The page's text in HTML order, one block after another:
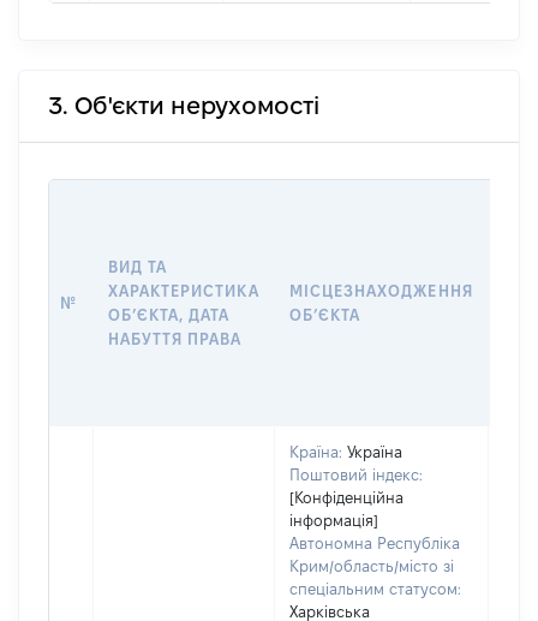
3. Об'єкти нерухомості
№
ВИД ТА
ХАРАКТЕРИСТИКА
ОБʼЄКТА, ДАТА
НАБУТТЯ ПРАВА
МІСЦЕЗНАХОДЖЕННЯ
ОБʼЄКТА
Країна: Україна
Поштовий індекс:
[Конфіденційна
інформація]
Автономна Республіка
Крим/область/місто зі
спеціальним статусом:
Харківська